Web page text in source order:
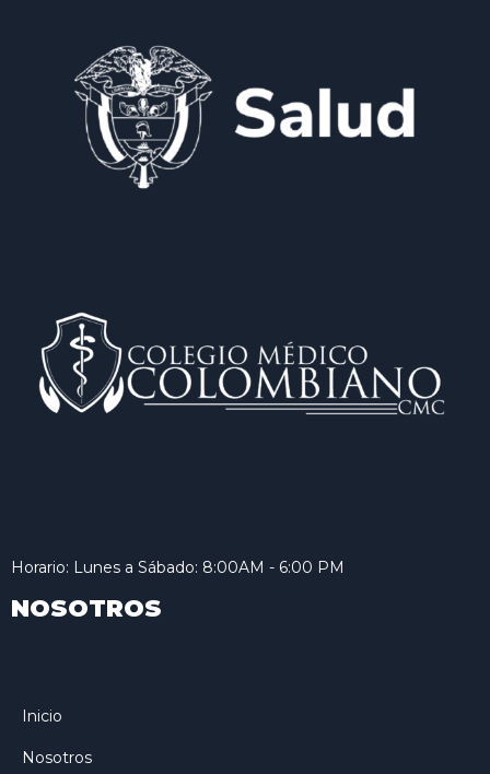
Horario: Lunes a Sábado: 8:00AM - 6:00 PM
NOSOTROS
Inicio
Nosotros